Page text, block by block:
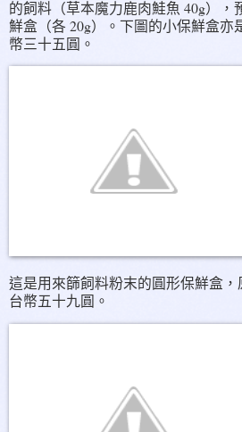
的飼料（草本魔力鹿肉鮭魚 40g）
鮮盒（各 20g）。下圖的小保鮮盒亦
幣三十五圓。
這是用來篩飼料粉末的圓形保鮮盒，
台幣五十九圓。